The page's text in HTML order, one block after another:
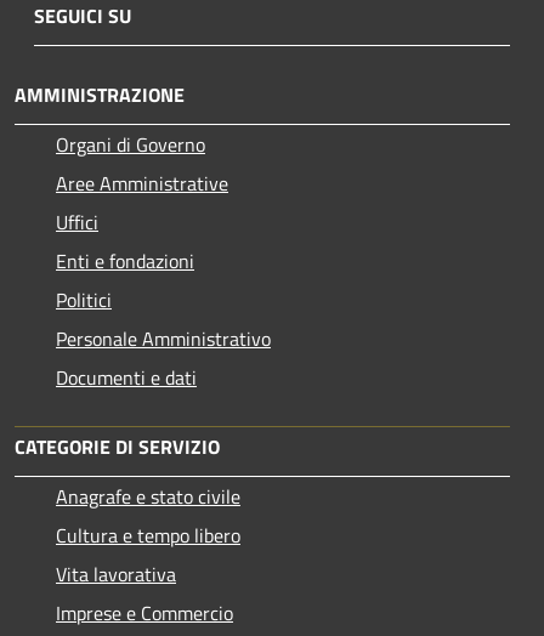
SEGUICI SU
AMMINISTRAZIONE
Organi di Governo
Aree Amministrative
Uffici
Enti e fondazioni
Politici
Personale Amministrativo
Documenti e dati
CATEGORIE DI SERVIZIO
Anagrafe e stato civile
Cultura e tempo libero
Vita lavorativa
Imprese e Commercio